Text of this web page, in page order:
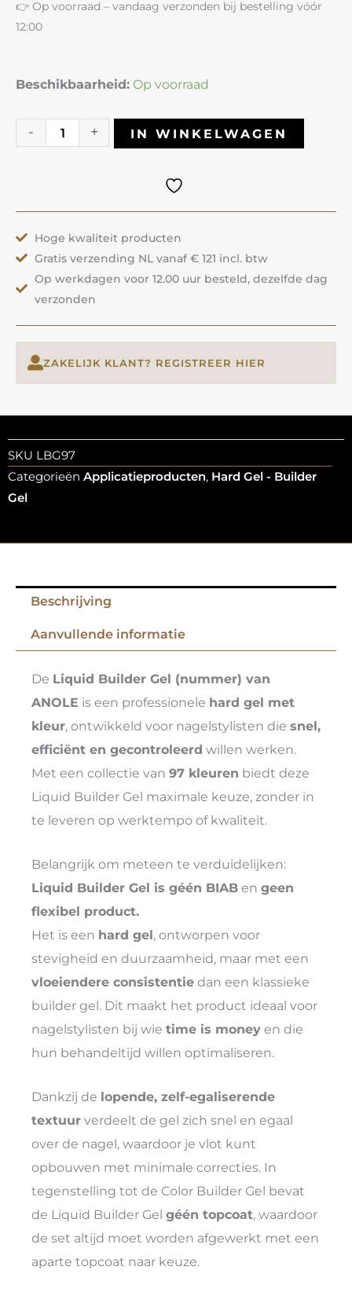
👉 Op voorraad – vandaag verzonden bij bestelling vóór
12:00
Beschikbaarheid: Op voorraad
-
Liquid
Gel
ANOLE
aantal
+ IN WINKELWAGEN
Hoge kwaliteit producten
Gratis verzending NL vanaf € 121 incl. btw
Op werkdagen voor 12.00 uur besteld, dezelfde dag
verzonden
ZAKELIJK KLANT? REGISTREER HIER
SKU LBG97
Categorieën Applicatieproducten, Hard Gel - Builder
Gel
Beschrijving
Aanvullende informatie
De Liquid Builder Gel (nummer) van
ANOLE is een professionele hard gel met
kleur, ontwikkeld voor nagelstylisten die snel,
efficiënt en gecontroleerd willen werken.
Met een collectie van 97 kleuren biedt deze
Liquid Builder Gel maximale keuze, zonder in
te leveren op werktempo of kwaliteit.
Belangrijk om meteen te verduidelijken:
Liquid Builder Gel is géén BIAB en geen
flexibel product.
Het is een hard gel, ontworpen voor
stevigheid en duurzaamheid, maar met een
vloeiendere consistentie dan een klassieke
builder gel. Dit maakt het product ideaal voor
nagelstylisten bij wie time is money en die
hun behandeltijd willen optimaliseren.
Dankzij de lopende, zelf-egaliserende
textuur verdeelt de gel zich snel en egaal
over de nagel, waardoor je vlot kunt
opbouwen met minimale correcties. In
tegenstelling tot de Color Builder Gel bevat
de Liquid Builder Gel géén topcoat, waardoor
de set altijd moet worden afgewerkt met een
aparte topcoat naar keuze.